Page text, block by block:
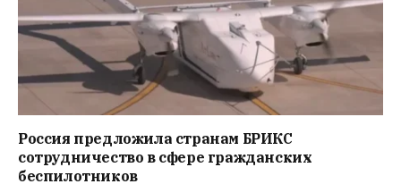
Россия предложила странам БРИКС
сотрудничество в сфере гражданских
беспилотников